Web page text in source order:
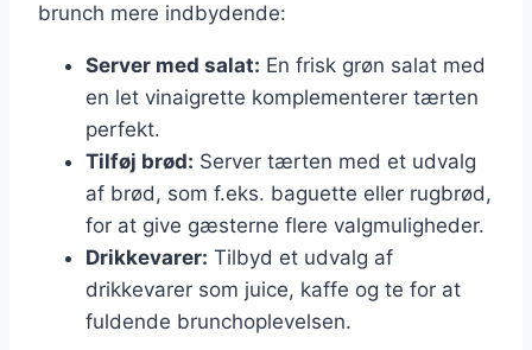
brunch mere indbydende:
Server med salat: En frisk grøn salat med
en let vinaigrette komplementerer tærten
perfekt.
Tilføj brød: Server tærten med et udvalg
af brød, som f.eks. baguette eller rugbrød,
for at give gæsterne flere valgmuligheder.
Drikkevarer: Tilbyd et udvalg af
drikkevarer som juice, kaffe og te for at
fuldende brunchoplevelsen.